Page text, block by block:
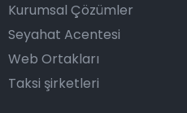
Kurumsal Çözümler
Seyahat Acentesi
Web Ortakları
Taksi şirketleri